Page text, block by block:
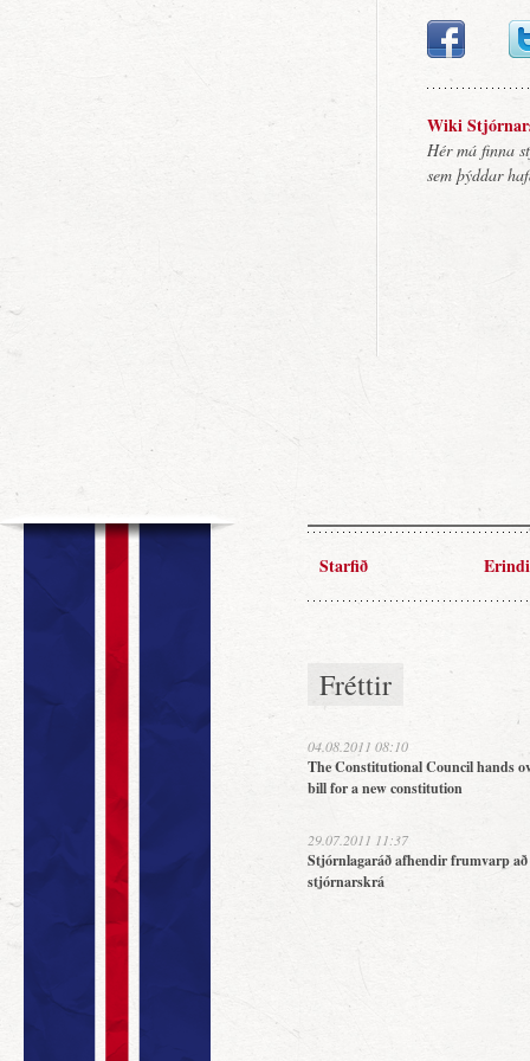
Wiki
Hér má finna
sem þýddar
Starfið Erindi
Fréttir
04.08.2011 08:10
The Constitutional Council hands
bill for a new constitution
29.07.2011 11:37
Stjórnlagaráð afhendir frumvarp
stjórnarskrá